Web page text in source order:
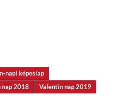
napi képeslap
nap 2018 Valentin nap 2019